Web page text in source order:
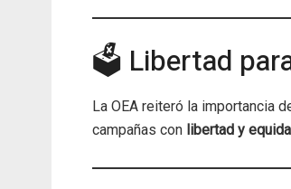
🗳️ Libertad
La OEA reiteró la importancia
campañas con libertad y